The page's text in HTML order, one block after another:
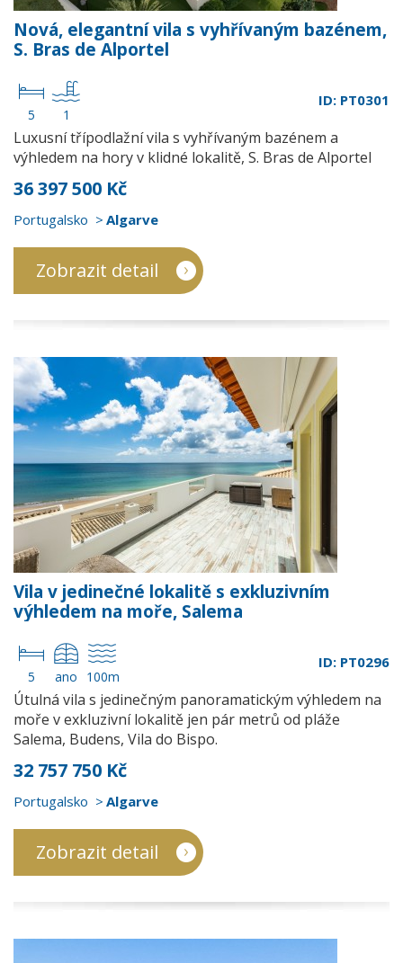
Nová, elegantní vila s vyhřívaným bazénem,
S. Bras de Alportel
5 1
ID: PT0301
Luxusní třípodlažní vila s vyhřívaným bazénem a
výhledem na hory v klidné lokalitě, S. Bras de Alportel
36 397 500 Kč
Portugalsko Algarve
Zobrazit detail
Vila v jedinečné lokalitě s exkluzivním
výhledem na moře, Salema
5 ano 100m
ID: PT0296
Útulná vila s jedinečným panoramatickým výhledem na
moře v exkluzivní lokalitě jen pár metrů od pláže
Salema, Budens, Vila do Bispo.
32 757 750 Kč
Portugalsko Algarve
Zobrazit detail